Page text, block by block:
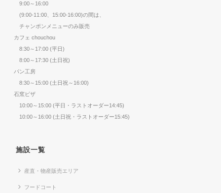
9:00～16:00
(9:00-11:00、15:00-16:00)の間は、
チャンポンメニューのみ販売
カフェ chouchou
8:30～17:00 (平日)
8:00～17:30 (土日祝)
パン工房
8:30～15:00 (土日祝～16:00)
石窯ピザ
10:00～15:00 (平日・ラストオーダー14:45)
10:00～16:00 (土日祝・ラストオーダー15:45)
施設一覧
産直・物産販売エリア
フードコート